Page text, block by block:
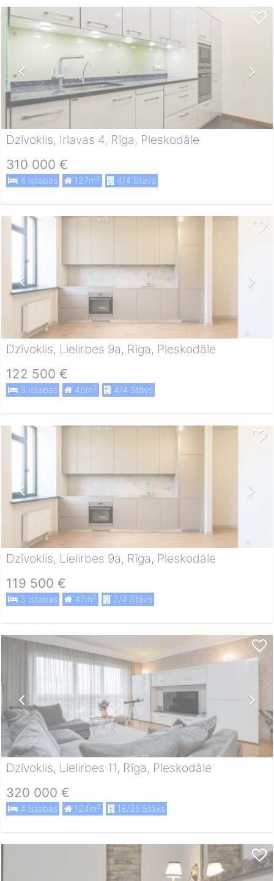
Dzīvoklis, Irlavas 4, Rīga, Pleskodāle
310 000 €
4 Istabas 127m2 4/4 Stāvs
Dzīvoklis, Lielirbes 9a, Rīga, Pleskodāle
122 500 €
3 Istabas 46m2 4/4 Stāvs
Dzīvoklis, Lielirbes 9a, Rīga, Pleskodāle
119 500 €
3 Istabas 47m2 2/4 Stāvs
Dzīvoklis, Lielirbes 11, Rīga, Pleskodāle
320 000 €
4 Istabas 124m2 18/25 Stāvs